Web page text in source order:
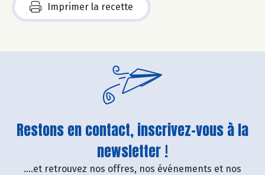
Imprimer la recette
Restons en contact, inscrivez-vous à la
newsletter !
....et retrouvez nos offres, nos événements et nos